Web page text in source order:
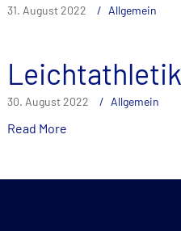
31. August 2022 Allgemein
Leichtathletik
30. August 2022 Allgemein
Read More